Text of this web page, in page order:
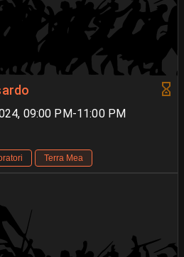
09:00 PM-11:00 PM
Terra Mea